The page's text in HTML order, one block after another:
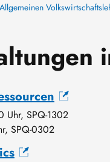
Uhr, SPQ-1302
SPQ-0302